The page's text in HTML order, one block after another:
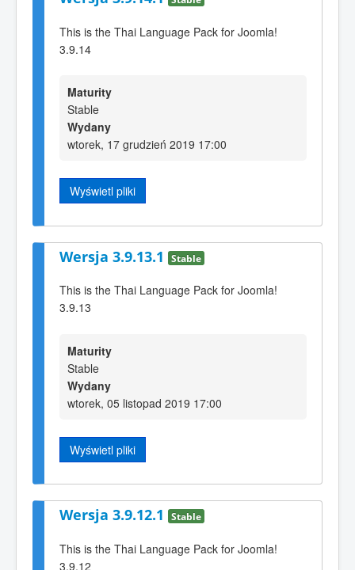
This is the Thai Language Pack for Joomla!
3.9.14
Maturity
Stable
Wydany
wtorek, 17 grudzień 2019 17:00
Wyświetl pliki
Wersja 3.9.13.1 Stable
This is the Thai Language Pack for Joomla!
3.9.13
Maturity
Stable
Wydany
wtorek, 05 listopad 2019 17:00
Wyświetl pliki
Wersja 3.9.12.1 Stable
This is the Thai Language Pack for Joomla!
3.9.12